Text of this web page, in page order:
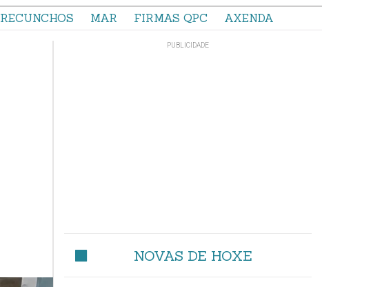
RECUNCHOS MAR FIRMAS QPC AXENDA
NOVAS DE HOXE